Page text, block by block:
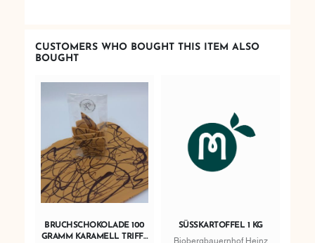
CUSTOMERS WHO BOUGHT THIS ITEM ALSO
BOUGHT
BRUCHSCHOKOLADE 100
GRAMM KARAMELL TRIFFT
SÜSSKARTOFFEL 1 KG
Biobergbauernhof Heinz